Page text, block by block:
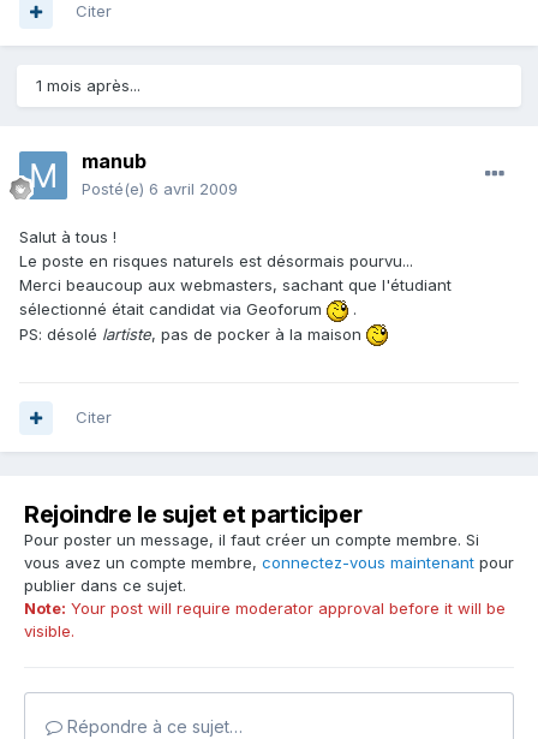
Citer
1 mois après...
manub
Posté(e) 6 avril 2009
Salut à tous !
Le poste en risques naturels est désormais pourvu...
Merci beaucoup aux webmasters, sachant que l'étudiant
sélectionné était candidat via Geoforum
.
PS: désolé lartiste, pas de pocker à la maison
Citer
Rejoindre le sujet et participer
Pour poster un message, il faut créer un compte membre. Si
vous avez un compte membre, connectez-vous maintenant pour
publier dans ce sujet.
Note: Your post will require moderator approval before it will be
visible.
Répondre à ce sujet…